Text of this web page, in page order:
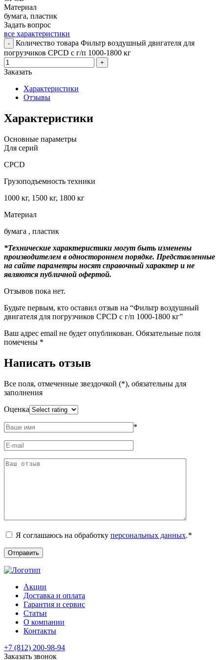
Материал
бумага, пластик
Задать вопрос
все характеристики
-
Количество товара Фильтр воздушный двигателя для
погрузчиков CPCD с г/п 1000-1800 кг
+
Заказать
Характеристики
Отзывы
Характеристики
Основные параметры
Для серий
CPCD
Грузоподъемность техники
1000 кг, 1500 кг, 1800 кг
Материал
бумага , пластик
*Технические характеристики могут быть изменены
производителем в одностороннем порядке. Представленные
на сайте параметры носят справочный характер и не
являются публичной офертой.
Отзывов пока нет.
Будьте первым, кто оставил отзыв на “Фильтр воздушный
двигателя для погрузчиков CPCD с г/п 1000-1800 кг”
Ваш адрес email не будет опубликован. Обязательные поля
помечены *
Написать отзыв
Все поля, отмеченные звездочкой (*), обязательны для
заполнения
Оценка
*
Я соглашаюсь на обработку персональных данных.*
Акции
Доставка и оплата
Гарантия и сервис
Статьи
О компании
Контакты
+7 (812) 200-98-94
Заказать звонок